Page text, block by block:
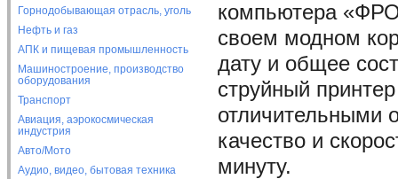
Горнодобывающая отрасль, уголь
Нефть и газ
АПК и пищевая промышленность
Машиностроение, производство
оборудования
Транспорт
Авиация, аэрокосмическая
индустрия
Авто/Мото
Аудио, видео, бытовая техника
компьютера
своем модном
дату и общее
струйный
отличительными
качество и
минуту.